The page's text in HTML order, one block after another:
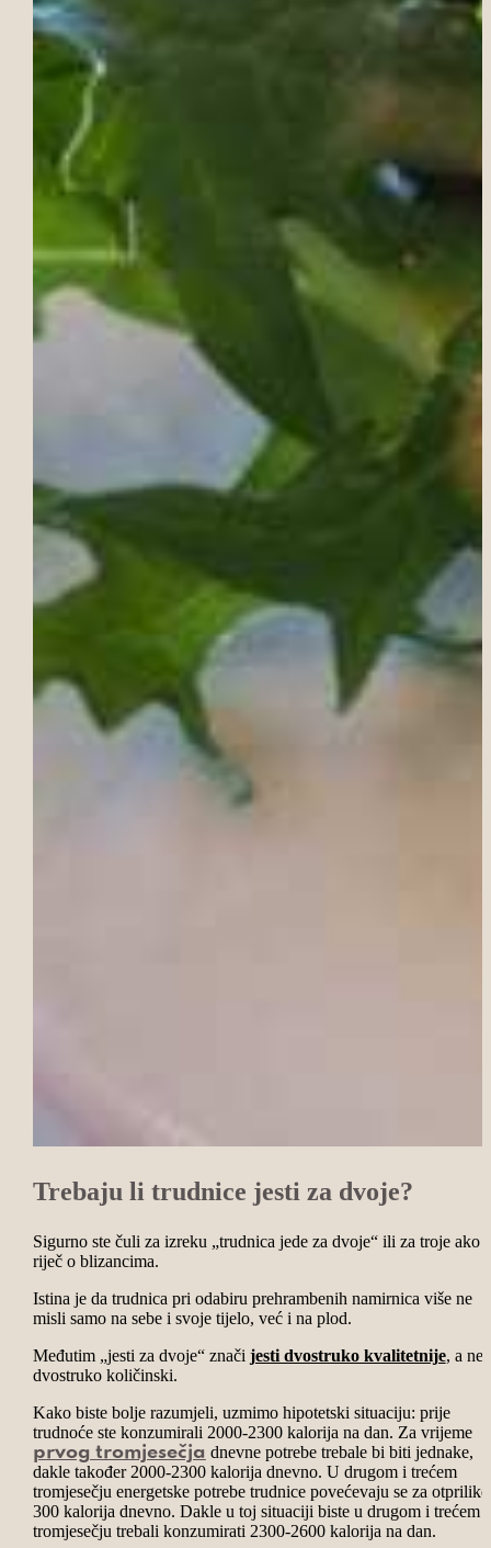
Trebaju li trudnice jesti za dvoje?
Sigurno ste čuli za izreku „trudnica jede za dvoje“ ili za troje ako
riječ o blizancima.
Istina je da trudnica pri odabiru prehrambenih namirnica više ne
misli samo na sebe i svoje tijelo, već i na plod.
Međutim „jesti za dvoje“ znači jesti dvostruko kvalitetnije, a ne
dvostruko količinski.
Kako biste bolje razumjeli, uzmimo hipotetski situaciju: prije
trudnoće ste konzumirali 2000-2300 kalorija na dan. Za vrijeme
prvog tromjesečja dnevne potrebe trebale bi biti jednake,
dakle također 2000-2300 kalorija dnevno. U drugom i trećem
tromjesečju energetske potrebe trudnice povećevaju se za otprilike
300 kalorija dnevno. Dakle u toj situaciji biste u drugom i trećem
tromjesečju trebali konzumirati 2300-2600 kalorija na dan.